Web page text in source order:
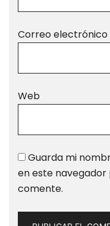
Correo electrónico
Web
Guarda mi
en este navegador
comente.